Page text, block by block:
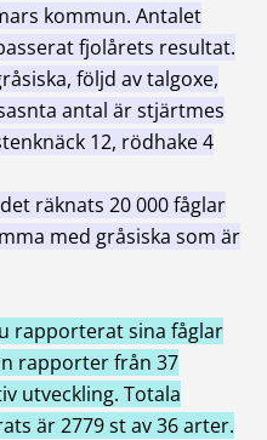
kommun. Antalet
fjolårets resultat.
följd av talgoxe,
antal är stjärtmes
12, rödhake 4
räknats 20 000 fåglar
med gråsiska som är
rapporterat sina fåglar
rapporter från 37
utveckling. Totala
är 2779 st av 36 arter.